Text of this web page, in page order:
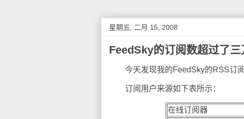
星期五, 二月 15, 2008
FeedSky的订阅数超过了三
今天发现我的FeedSky的RSS订阅
订阅用户来源如下表所示：
在线订阅器